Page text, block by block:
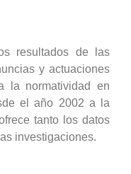
resultados de las
y actuaciones
la normatividad en
el año 2002 a la
tanto los datos
investigaciones.